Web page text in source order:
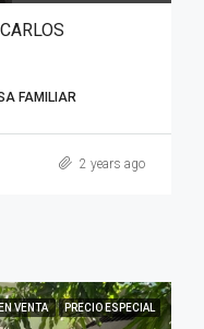
FAMILIAR
2 years ago
EN VENTA PRECIO ESPECIAL